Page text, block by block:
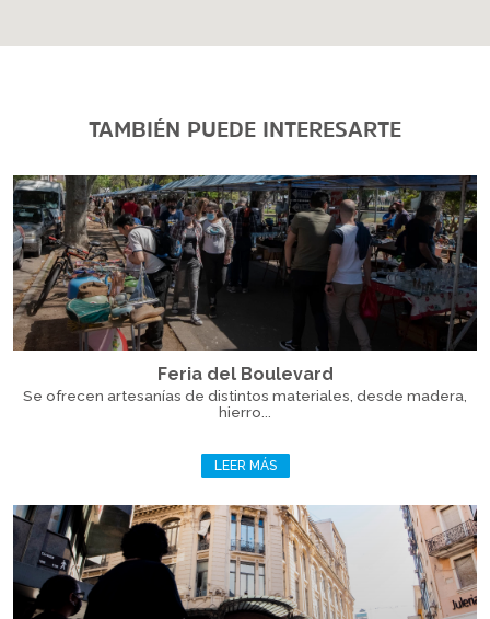
TAMBIÉN PUEDE INTERESARTE
Feria del Boulevard
Se ofrecen artesanías de distintos materiales, desde madera,
hierro...
LEER MÁS